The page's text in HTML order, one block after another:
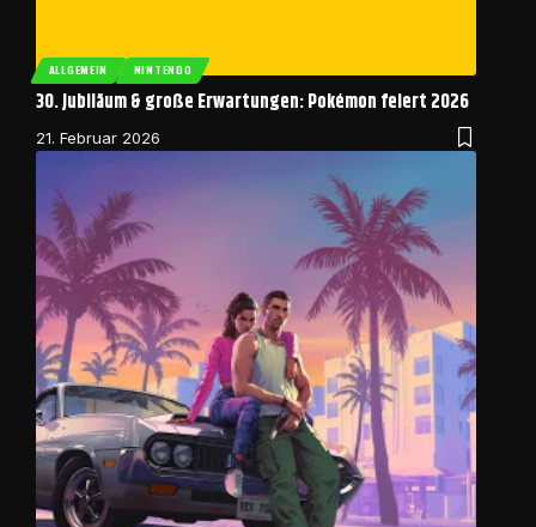
ALLGEMEIN NINTENDO
30. Jubiläum & große Erwartungen: Pokémon feiert 2026
21. Februar 2026